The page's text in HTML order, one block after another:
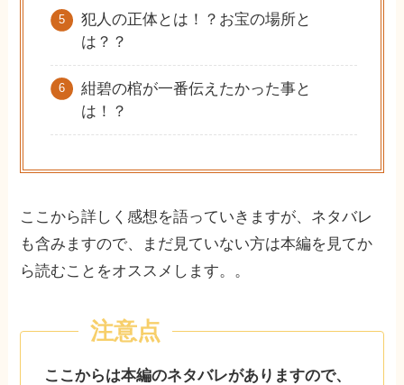
犯人の正体とは！？お宝の場所と
は？？
紺碧の棺が一番伝えたかった事と
は！？
ここから詳しく感想を語っていきますが、ネタバレ
も含みますので、まだ見ていない方は本編を見てか
ら読むことをオススメします。。
ここからは本編のネタバレがありますので、